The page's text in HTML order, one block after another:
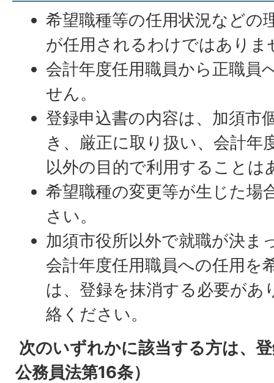
希望職種等の任用状況などの
が任用されるわけではありま
会計年度任用職員から正職員
せん。
登録申込書の内容は、加須市
き、厳正に取り扱い、会計年
以外の目的で利用することは
希望職種の変更等が生じた場
さい。
加須市役所以外で就職が決ま
会計年度任用職員への任用を
は、登録を抹消する必要があ
絡ください。
次のいずれかに該当する方は、
公務員法第16条）